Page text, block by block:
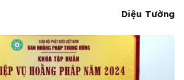
Diệu Tường